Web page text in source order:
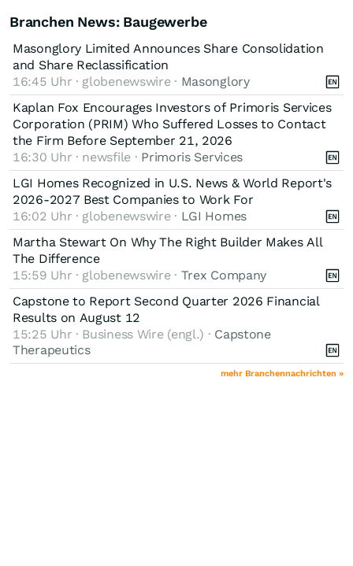
Branchen News: Baugewerbe
Masonglory Limited Announces Share Consolidation
and Share Reclassification
16:45 Uhr · globenewswire · Masonglory
Kaplan Fox Encourages Investors of Primoris Services
Corporation (PRIM) Who Suffered Losses to Contact
the Firm Before September 21, 2026
16:30 Uhr · newsfile · Primoris Services
LGI Homes Recognized in U.S. News & World Report's
2026-2027 Best Companies to Work For
16:02 Uhr · globenewswire · LGI Homes
Martha Stewart On Why The Right Builder Makes All
The Difference
15:59 Uhr · globenewswire · Trex Company
Capstone to Report Second Quarter 2026 Financial
Results on August 12
15:25 Uhr · Business Wire (engl.) · Capstone
Therapeutics
mehr Branchennachrichten »